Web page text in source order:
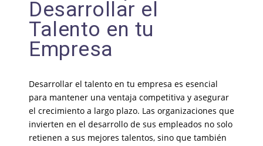
Desarrollar el
Talento en tu
Empresa
Desarrollar el talento en tu empresa es esencial
para mantener una ventaja competitiva y asegurar
el crecimiento a largo plazo. Las organizaciones que
invierten en el desarrollo de sus empleados no solo
retienen a sus mejores talentos, sino que también